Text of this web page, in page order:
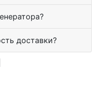
доставки?